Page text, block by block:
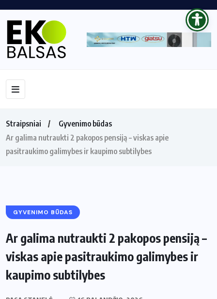
Straipsniai
Gyvenimo būdas
Ar galima nutraukti 2 pakopos pensiją – viskas apie
pasitraukimo galimybes ir kaupimo subtilybes
GYVENIMO BŪDAS
Ar galima nutraukti 2 pakopos pensiją –
viskas apie pasitraukimo galimybes ir
kaupimo subtilybes